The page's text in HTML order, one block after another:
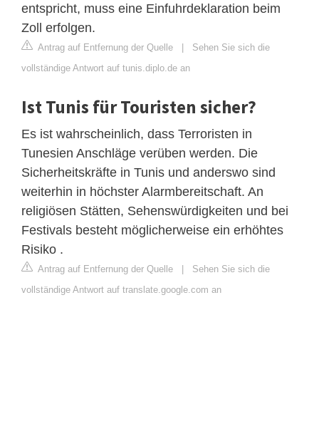
entspricht, muss eine Einfuhrdeklaration beim
Zoll erfolgen.
Antrag auf Entfernung der Quelle | Sehen Sie sich die
vollständige Antwort auf tunis.diplo.de an
Ist Tunis für Touristen sicher?
Es ist wahrscheinlich, dass Terroristen in
Tunesien Anschläge verüben werden. Die
Sicherheitskräfte in Tunis und anderswo sind
weiterhin in höchster Alarmbereitschaft. An
religiösen Stätten, Sehenswürdigkeiten und bei
Festivals besteht möglicherweise ein erhöhtes
Risiko .
Antrag auf Entfernung der Quelle | Sehen Sie sich die
vollständige Antwort auf translate.google.com an